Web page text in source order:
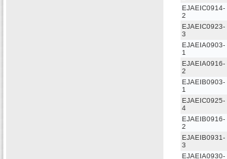
EJAEIC0914-
2
EJAEIC0923-
3
EJAEIA0903-
1
EJAEIA0916-
2
EJAEIB0903-
1
EJAEIC0925-
4
EJAEIB0916-
2
EJAEIB0931-
3
EJAEIA0930-